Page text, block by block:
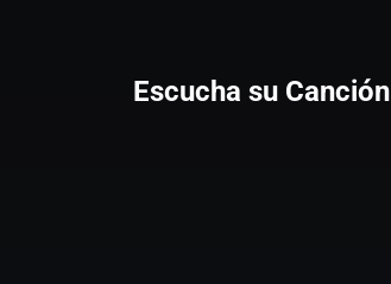
Escucha su Canción